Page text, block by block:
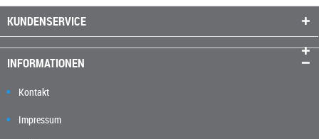
KUNDENSERVICE
INFORMATIONEN
Kontakt
Impressum